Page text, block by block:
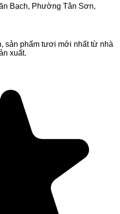
Bạch, Phường Tân Sơn,
sản phẩm tươi mới nhất từ nhà
xuất.